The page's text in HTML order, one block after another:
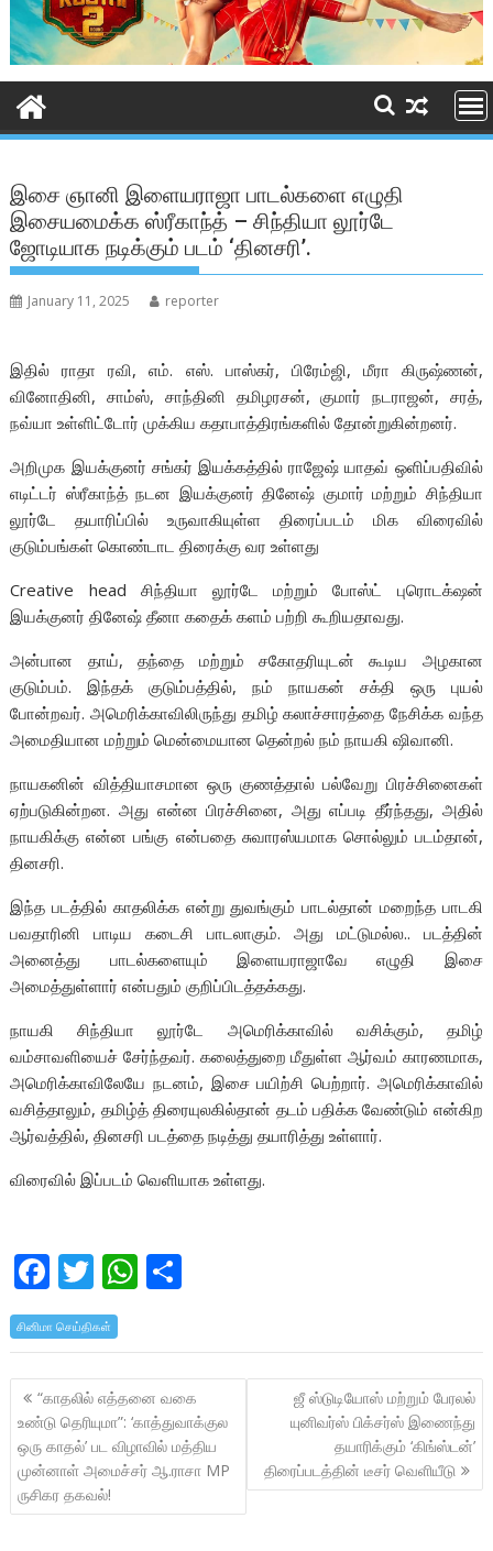
இசை ஞானி இளையராஜா பாடல்களை எழுதி
இசையமைக்க ஸ்ரீகாந்த் – சிந்தியா லூர்டே
ஜோடியாக நடிக்கும் படம் ‘தினசரி’.
January 11, 2025 reporter
இதில் ராதா ரவி, எம். எஸ். பாஸ்கர், பிரேம்ஜி, மீரா கிருஷ்ணன்,
வினோதினி, சாம்ஸ், சாந்தினி தமிழரசன், குமார் நடராஜன், சரத்,
நவ்யா உள்ளிட்டோர் முக்கிய கதாபாத்திரங்களில் தோன்றுகின்றனர்.
அறிமுக இயக்குனர் சங்கர் இயக்கத்தில் ராஜேஷ் யாதவ் ஒளிப்பதிவில்
எடிட்டர் ஸ்ரீகாந்த் நடன இயக்குனர் தினேஷ் குமார் மற்றும் சிந்தியா
லூர்டே தயாரிப்பில் உருவாகியுள்ள திரைப்படம் மிக விரைவில்
குடும்பங்கள் கொண்டாட திரைக்கு வர உள்ளது
Creative head சிந்தியா லூர்டே மற்றும் போஸ்ட் புரொடக்‌ஷன்
இயக்குனர் தினேஷ் தீனா கதைக் களம் பற்றி கூறியதாவது.
அன்பான தாய், தந்தை மற்றும் சகோதரியுடன் கூடிய அழகான
குடும்பம். இந்தக் குடும்பத்தில், நம் நாயகன் சக்தி ஒரு புயல்
போன்றவர். அமெரிக்காவிலிருந்து தமிழ் கலாச்சாரத்தை நேசிக்க வந்த
அமைதியான மற்றும் மென்மையான தென்றல் நம் நாயகி ஷிவானி.
நாயகனின் வித்தியாசமான ஒரு குணத்தால் பல்வேறு பிரச்சினைகள்
ஏற்படுகின்றன. அது என்ன பிரச்சினை, அது எப்படி தீர்ந்தது, அதில்
நாயகிக்கு என்ன பங்கு என்பதை சுவாரஸ்யமாக சொல்லும் படம்தான்,
தினசரி.
இந்த படத்தில் காதலிக்க என்று துவங்கும் பாடல்தான் மறைந்த பாடகி
பவதாரினி பாடிய கடைசி பாடலாகும். அது மட்டுமல்ல.. படத்தின்
அனைத்து பாடல்களையும் இளையராஜாவே எழுதி இசை
அமைத்துள்ளார் என்பதும் குறிப்பிடத்தக்கது.
நாயகி சிந்தியா லூர்டே அமெரிக்காவில் வசிக்கும், தமிழ்
வம்சாவளியைச் சேர்ந்தவர். கலைத்துறை மீதுள்ள ஆர்வம் காரணமாக,
அமெரிக்காவிலேயே நடனம், இசை பயிற்சி பெற்றார். அமெரிக்காவில்
வசித்தாலும், தமிழ்த் திரையுலகில்தான் தடம் பதிக்க வேண்டும் என்கிற
ஆர்வத்தில், தினசரி படத்தை நடித்து தயாரித்து உள்ளார்.
விரைவில் இப்படம் வெளியாக உள்ளது.
F
ac
e
b
o
o
k
T
w
itt
er
W
at
s
A
p
p
ar
e
சினிமா செய்திகள்
Post
navigation
“காதலில் எத்தனை வகை
உண்டு தெரியுமா”: ‘காத்துவாக்குல
ஒரு காதல்’ பட விழாவில் மத்திய
முன்னாள் அமைச்சர் ஆ.ராசா MP
ருசிகர தகவல்!
ஜீ ஸ்டுடியோஸ் மற்றும் பேரலல்
யுனிவர்ஸ் பிக்சர்ஸ் இணைந்து
தயாரிக்கும் ‘கிங்ஸ்டன்’
திரைப்படத்தின் டீசர் வெளியீடு